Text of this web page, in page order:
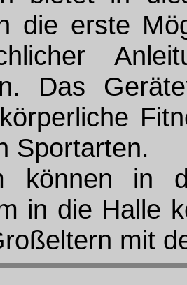
die erste
Das
Sportarten.
können in
in die Halle
mit